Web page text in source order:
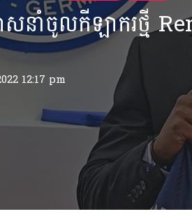
សនាំចូលកីឡាករថ្មី
12:17 pm